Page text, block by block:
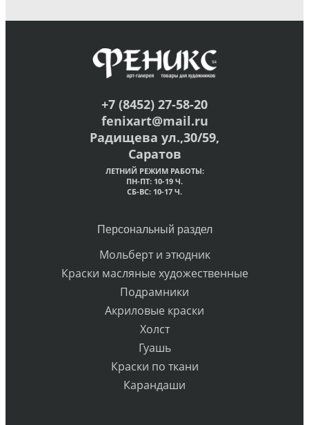
+7 (8452) 27-58-20
fenixart@mail.ru
Радищева ул.,30/59,
Саратов
ЛЕТНИЙ РЕЖИМ РАБОТЫ:
ПН-ПТ: 10-19 Ч.
СБ-ВС: 10-17 Ч.
Персональный раздел
Мольберт и этюдник
Краски масляные художественные
Подрамники
Акриловые краски
Холст
Гуашь
Краски по ткани
Карандаши